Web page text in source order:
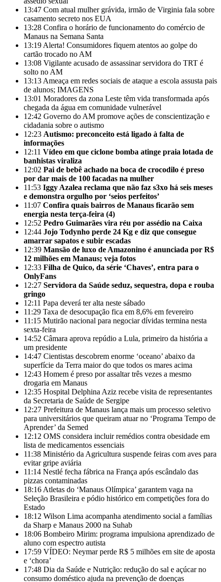
13:47 Com atual mulher grávida, irmão de Virginia fala sobre
casamento secreto nos EUA
13:28 Confira o horário de funcionamento do comércio de
Manaus na Semana Santa
13:19 Alerta! Consumidores fiquem atentos ao golpe do
cartão trocado no AM
13:08 Vigilante acusado de assassinar servidora do TRT é
solto no AM
13:13 Ameaça em redes sociais de ataque a escola assusta pais
de alunos; IMAGENS
13:01 Moradores da zona Leste têm vida transformada após
chegada da água em comunidade vulnerável
12:42 Governo do AM promove ações de conscientização e
cidadania sobre o autismo
12:23 Autismo: preconceito está ligado à falta de
informações
12:11 Vídeo em que ciclone bomba atinge praia lotada de
banhistas viraliza
12:02 Pai de bebê achado na boca de crocodilo é preso
por dar mais de 100 facadas na mulher
11:53 Iggy Azalea reclama que não faz s3xo há seis meses
e demonstra orgulho por ‘seios perfeitos’
11:07 Confira quais bairros de Manaus ficarão sem
energia nesta terça-feira (4)
12:52 Pedro Guimarães vira réu por assédio na Caixa
12:44 Jojo Todynho perde 24 Kg e diz que consegue
amarrar sapatos e subir escadas
12:39 Mansão de luxo de Amazonino é anunciada por R$
12 milhões em Manaus; veja fotos
12:33 Filha de Quico, da série ‘Chaves’, entra para o
OnlyFans
12:27 Servidora da Saúde seduz, sequestra, dopa e rouba
gringo
12:11 Papa deverá ter alta neste sábado
11:29 Taxa de desocupação fica em 8,6% em fevereiro
11:15 Mutirão nacional para negociar dívidas termina nesta
sexta-feira
14:52 Câmara aprova repúdio a Lula, primeiro da história a
um presidente
14:47 Cientistas descobrem enorme ‘oceano’ abaixo da
superfície da Terra maior do que todos os mares acima
12:43 Homem é preso por assaltar três vezes a mesmo
drogaria em Manaus
12:35 Hospital Delphina Aziz recebe visita de representantes
da Secretaria de Saúde de Sergipe
12:27 Prefeitura de Manaus lança mais um processo seletivo
para universitários que queiram atuar no ‘Programa Tempo de
Aprender’ da Semed
12:12 OMS considera incluir remédios contra obesidade em
lista de medicamentos essenciais
11:38 Ministério da Agricultura suspende feiras com aves para
evitar gripe aviária
11:14 Nestlé fecha fábrica na França após escândalo das
pizzas contaminadas
18:16 Atletas do ‘Manaus Olímpica’ garantem vaga na
Seleção Brasileira e pódio histórico em competições fora do
Estado
18:12 Wilson Lima acompanha atendimento social a famílias
da Sharp e Manaus 2000 na Suhab
18:06 Bombeiro Mirim: programa impulsiona aprendizado de
aluno com espectro autista
17:59 VÍDEO: Neymar perde R$ 5 milhões em site de aposta
e ‘chora’
17:48 Dia da Saúde e Nutrição: redução do sal e açúcar no
consumo doméstico ajuda na prevenção de doenças